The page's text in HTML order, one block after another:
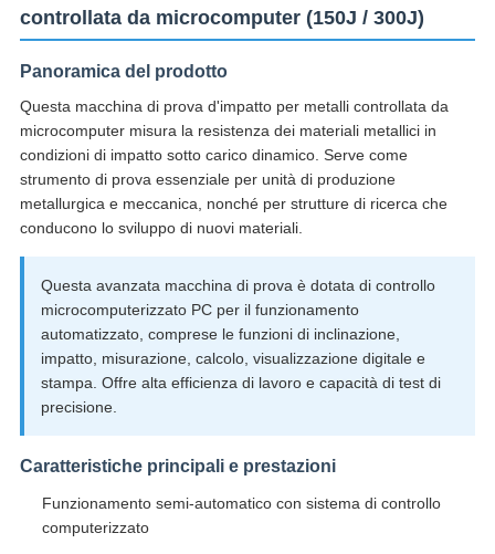
controllata da microcomputer (150J / 300J)
Panoramica del prodotto
Questa macchina di prova d'impatto per metalli controllata da
microcomputer misura la resistenza dei materiali metallici in
condizioni di impatto sotto carico dinamico. Serve come
strumento di prova essenziale per unità di produzione
metallurgica e meccanica, nonché per strutture di ricerca che
conducono lo sviluppo di nuovi materiali.
Questa avanzata macchina di prova è dotata di controllo
microcomputerizzato PC per il funzionamento
automatizzato, comprese le funzioni di inclinazione,
impatto, misurazione, calcolo, visualizzazione digitale e
stampa. Offre alta efficienza di lavoro e capacità di test di
precisione.
Caratteristiche principali e prestazioni
Funzionamento semi-automatico con sistema di controllo
computerizzato